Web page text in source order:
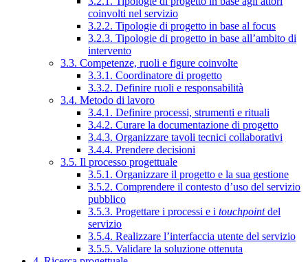
coinvolti nel servizio
3.2.2. Tipologie di progetto in base al focus
3.2.3. Tipologie di progetto in base all’ambito di
intervento
3.3. Competenze, ruoli e figure coinvolte
3.3.1. Coordinatore di progetto
3.3.2. Definire ruoli e responsabilità
3.4. Metodo di lavoro
3.4.1. Definire processi, strumenti e rituali
3.4.2. Curare la documentazione di progetto
3.4.3. Organizzare tavoli tecnici collaborativi
3.4.4. Prendere decisioni
3.5. Il processo progettuale
3.5.1. Organizzare il progetto e la sua gestione
3.5.2. Comprendere il contesto d’uso del servizio
pubblico
3.5.3. Progettare i processi e i touchpointdel
servizio
3.5.4. Realizzare l’interfaccia utente del servizio
3.5.5. Validare la soluzione ottenuta